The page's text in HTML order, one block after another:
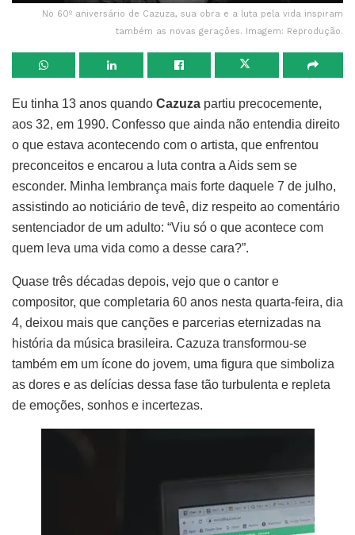
No 60º aniversário de Cazuza, sua obra e a luta pela vida inspiram
também as novas gerações. Imagem: Reprodução.
Eu tinha 13 anos quando Cazuza partiu precocemente,
aos 32, em 1990. Confesso que ainda não entendia direito
o que estava acontecendo com o artista, que enfrentou
preconceitos e encarou a luta contra a Aids sem se
esconder. Minha lembrança mais forte daquele 7 de julho,
assistindo ao noticiário de tevê, diz respeito ao comentário
sentenciador de um adulto: “Viu só o que acontece com
quem leva uma vida como a desse cara?”.
Quase três décadas depois, vejo que o cantor e
compositor, que completaria 60 anos nesta quarta-feira, dia
4, deixou mais que canções e parcerias eternizadas na
história da música brasileira. Cazuza transformou-se
também em um ícone do jovem, uma figura que simboliza
as dores e as delícias dessa fase tão turbulenta e repleta
de emoções, sonhos e incertezas.